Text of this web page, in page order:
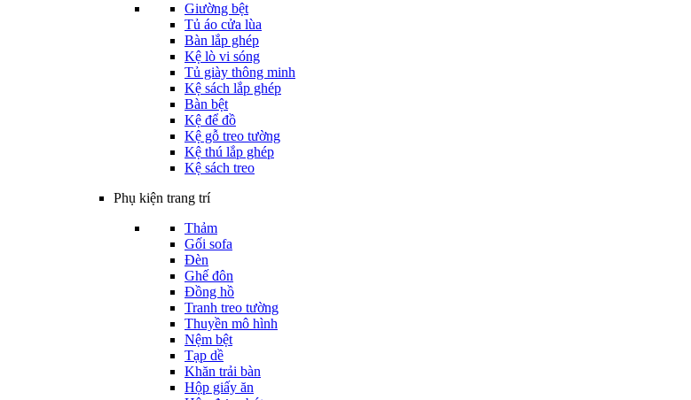
Giường bệt
Tủ áo cửa lùa
Bàn lắp ghép
Kệ lò vi sóng
Tủ giày thông minh
Kệ sách lắp ghép
Bàn bệt
Kệ để đồ
Kệ gỗ treo tường
Kệ thú lắp ghép
Kệ sách treo
Phụ kiện trang trí
Thảm
Gối sofa
Đèn
Ghế đôn
Đồng hồ
Tranh treo tường
Thuyền mô hình
Nệm bệt
Tạp dề
Khăn trải bàn
Hộp giấy ăn